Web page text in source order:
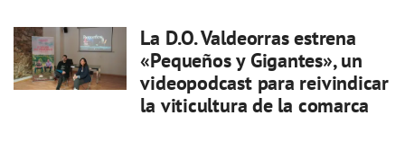
La D.O. Valdeorras estrena
«Pequeños y Gigantes», un
videopodcast para reivindicar
la viticultura de la comarca